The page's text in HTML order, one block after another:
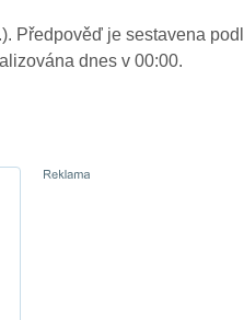
Předpověď je sestavena
dnes v 00:00.